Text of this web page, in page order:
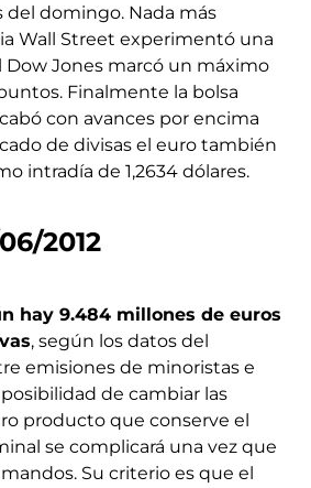
del domingo. Nada más
Wall Street experimentó una
Dow Jones marcó un máximo
Finalmente la bolsa
con avances por encima
de divisas el euro también
intradía de 1,2634 dólares.
2012
hay 9.484 millones de euros
, según los datos del
emisiones de minoristas e
de cambiar las
producto que conserve el
se complicará una vez que
Su criterio es que el